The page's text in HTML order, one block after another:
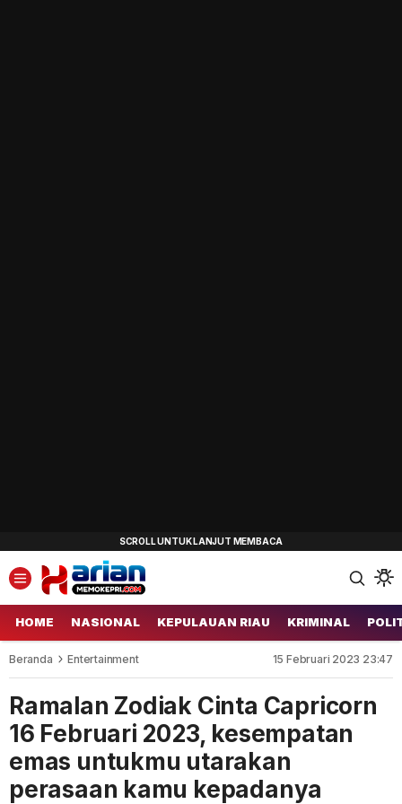
HOME NASIONAL KEPULAUAN RIAU KRIMINAL
Beranda Entertainment 15 Februari 2023 23:47
Ramalan Zodiak Cinta Capricorn
16 Februari 2023, kesempatan
emas untukmu utarakan
perasaan kamu kepadanya